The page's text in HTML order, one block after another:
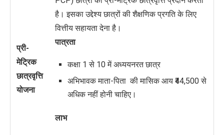
प्री-
मेट्रिक
छात्रवृत्ति
योजना
है। इसका उद्देश्य छात्रों की शैक्षणिक प्रगति के लिए
वित्तीय सहायता देना है।
पात्रता
कक्षा 1 से 10 में अध्ययनरत छात्र
अभिभावक माता-पिता की मासिक आय ₹44,500 से
अधिक नहीं होनी चाहिए।
लाभ